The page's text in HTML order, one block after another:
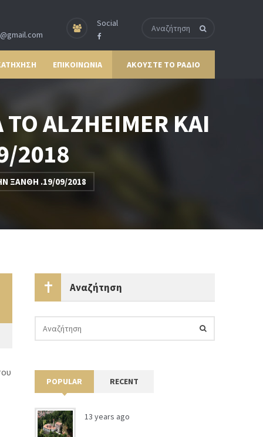
Social
ΕΠΙΚΟΙΝΩΝΙΑ ΑΚΟΥΣΤΕ ΤΟ ΡΑΔΙΟ
ALZHEIMER ΚΑΙ
2018
ΞΑΝΘΗ .19/09/2018
Αναζήτηση
POPULAR RECENT
13 years ago